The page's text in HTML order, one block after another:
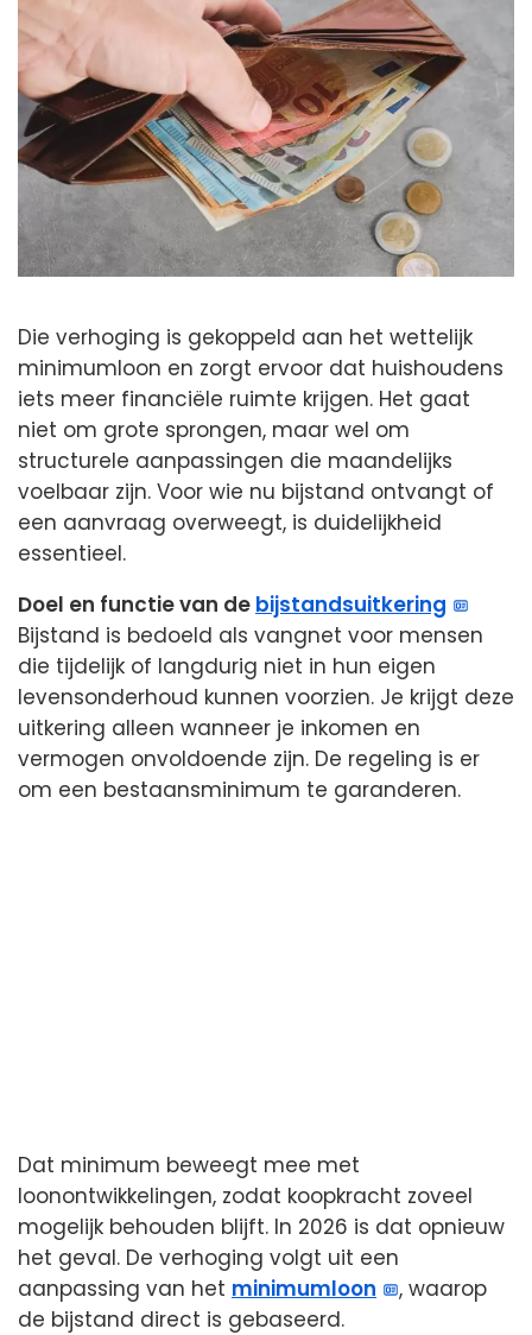
Die verhoging is gekoppeld aan het wettelijk
minimumloon en zorgt ervoor dat huishoudens
iets meer financiële ruimte krijgen. Het gaat
niet om grote sprongen, maar wel om
structurele aanpassingen die maandelijks
voelbaar zijn. Voor wie nu bijstand ontvangt of
een aanvraag overweegt, is duidelijkheid
essentieel.
Doel en functie van de bijstandsuitkering
Bijstand is bedoeld als vangnet voor mensen
die tijdelijk of langdurig niet in hun eigen
levensonderhoud kunnen voorzien. Je krijgt deze
uitkering alleen wanneer je inkomen en
vermogen onvoldoende zijn. De regeling is er
om een bestaansminimum te garanderen.
Dat minimum beweegt mee met
loonontwikkelingen, zodat koopkracht zoveel
mogelijk behouden blijft. In 2026 is dat opnieuw
het geval. De verhoging volgt uit een
aanpassing van het minimumloon
, waarop
de bijstand direct is gebaseerd.